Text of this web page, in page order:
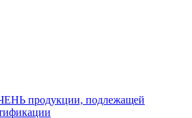
продукции, подлежащей